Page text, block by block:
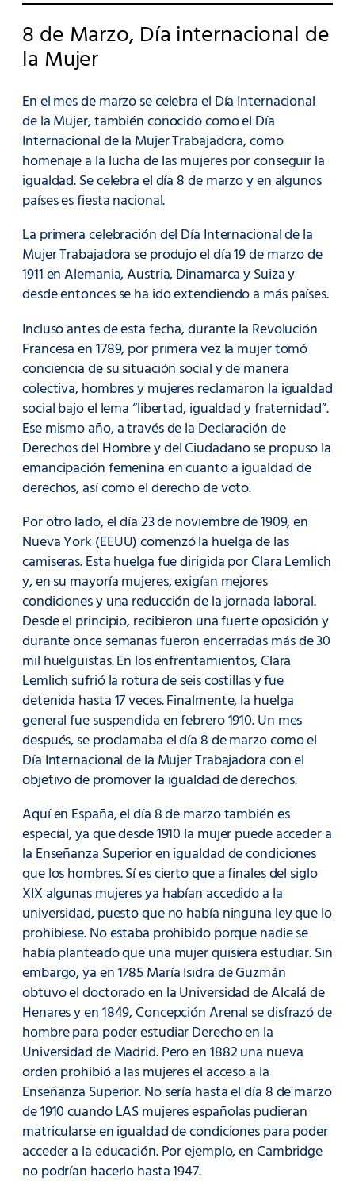
8 de Marzo, Día internacional de
la Mujer
En el mes de marzo se celebra el Día Internacional
de la Mujer, también conocido como el Día
Internacional de la Mujer Trabajadora, como
homenaje a la lucha de las mujeres por conseguir la
igualdad. Se celebra el día 8 de marzo y en algunos
países es fiesta nacional.
La primera celebración del Día Internacional de la
Mujer Trabajadora se produjo el día 19 de marzo de
1911 en Alemania, Austria, Dinamarca y Suiza y
desde entonces se ha ido extendiendo a más países.
Incluso antes de esta fecha, durante la Revolución
Francesa en 1789, por primera vez la mujer tomó
conciencia de su situación social y de manera
colectiva, hombres y mujeres reclamaron la igualdad
social bajo el lema “libertad, igualdad y fraternidad”.
Ese mismo año, a través de la Declaración de
Derechos del Hombre y del Ciudadano se propuso la
emancipación femenina en cuanto a igualdad de
derechos, así como el derecho de voto.
Por otro lado, el día 23 de noviembre de 1909, en
Nueva York (EEUU) comenzó la huelga de las
camiseras. Esta huelga fue dirigida por Clara Lemlich
y, en su mayoría mujeres, exigían mejores
condiciones y una reducción de la jornada laboral.
Desde el principio, recibieron una fuerte oposición y
durante once semanas fueron encerradas más de 30
mil huelguistas. En los enfrentamientos, Clara
Lemlich sufrió la rotura de seis costillas y fue
detenida hasta 17 veces. Finalmente, la huelga
general fue suspendida en febrero 1910. Un mes
después, se proclamaba el día 8 de marzo como el
Día Internacional de la Mujer Trabajadora con el
objetivo de promover la igualdad de derechos.
Aquí en España, el día 8 de marzo también es
especial, ya que desde 1910 la mujer puede acceder a
la Enseñanza Superior en igualdad de condiciones
que los hombres. Sí es cierto que a finales del siglo
XIX algunas mujeres ya habían accedido a la
universidad, puesto que no había ninguna ley que lo
prohibiese. No estaba prohibido porque nadie se
había planteado que una mujer quisiera estudiar. Sin
embargo, ya en 1785 María Isidra de Guzmán
obtuvo el doctorado en la Universidad de Alcalá de
Henares y en 1849, Concepción Arenal se disfrazó de
hombre para poder estudiar Derecho en la
Universidad de Madrid. Pero en 1882 una nueva
orden prohibió a las mujeres el acceso a la
Enseñanza Superior. No sería hasta el día 8 de marzo
de 1910 cuando LAS mujeres españolas pudieran
matricularse en igualdad de condiciones para poder
acceder a la educación. Por ejemplo, en Cambridge
no podrían hacerlo hasta 1947.